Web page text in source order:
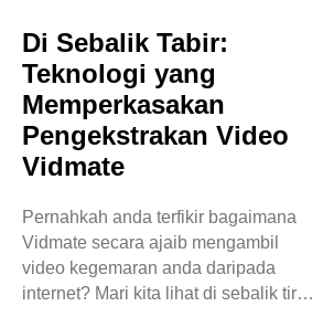
dan berfungsi pada peranti Android.
Anda juga boleh menukar video
menjadi fail audio untuk didengar
kemudian. Bayangkan anda boleh
menonton video YouTube kegemaran
anda tanpa memerlukan Wi-Fi atau
Selain itu, ia mempunyai pemain
terbina dalam, jadi anda boleh
menonton muat ..
Di Sebalik Tabir:
Teknologi yang
Memperkasakan
Pengekstrakan Video
Vidmate
Pernahkah anda terfikir bagaimana
Vidmate secara ajaib mengambil
video kegemaran anda daripada
internet? Mari kita lihat di sebalik tirai